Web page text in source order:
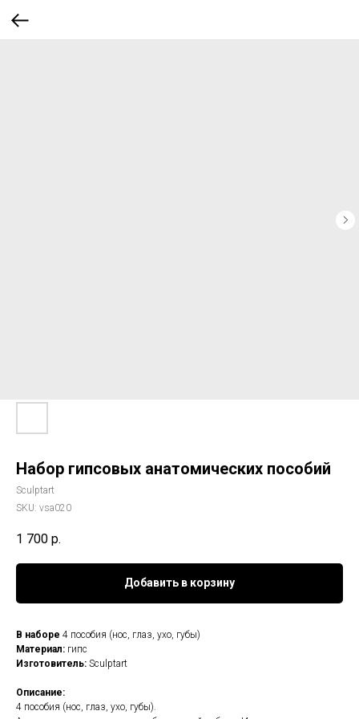
Набор гипсовых анатомических пособий
Sculptart
SKU: vsa020
1 700 р.
Добавить в корзину
В наборе 4 пособия (нос, глаз, ухо, губы)
Материал: гипс
Изготовитель: Sculptart
Описание:
4 пособия (нос, глаз, ухо, губы).